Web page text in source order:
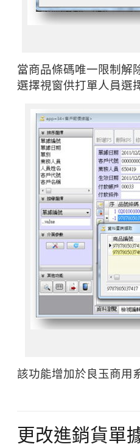
當商品條碼唯一限制解
選擇視窗供打單人員選
該功能增加於良玉商用
更改進銷貨單